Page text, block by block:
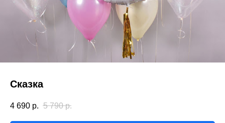
Сказка
4 690 р. 5 790 р.